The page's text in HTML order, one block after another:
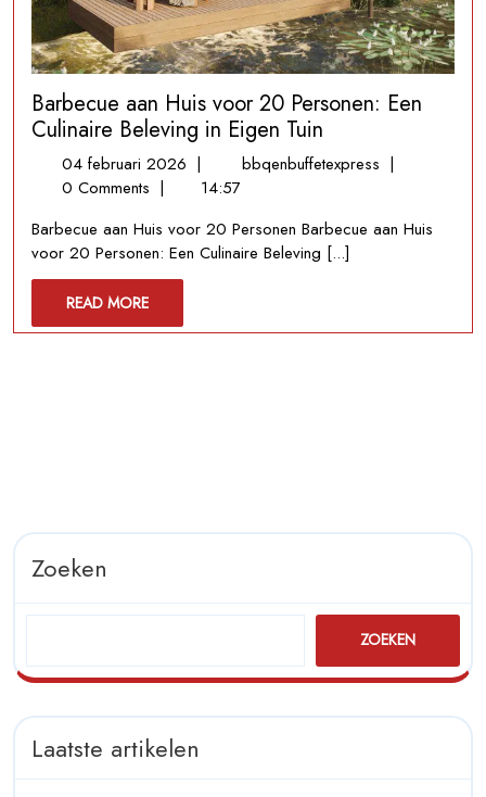
Barbecue aan Huis voor 20 Personen: Een
Culinaire Beleving in Eigen Tuin
04 februari 2026 04
februari
| bbqenbuffetexpress Barbecue
voor
Culinaire
|
0 Comments |
14:57
Barbecue aan Huis voor 20 Personen Barbecue aan Huis
voor 20 Personen: Een Culinaire Beleving [...]
READ MOREREAD
MORE
Zoeken
ZOEKEN
Laatste artikelen